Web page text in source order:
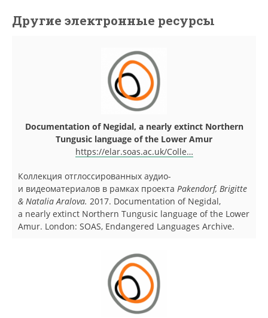
Другие электронные ресурсы
Documentation of Negidal, a nearly extinct Northern
Tungusic language of the Lower Amur
https://elar.soas.ac.uk/Colle…
Коллекция отглоссированных аудио-
и видеоматериалов в рамках проекта Pakendorf, Brigitte
& Natalia Aralova. 2017. Documentation of Negidal,
a nearly extinct Northern Tungusic language of the Lower
Amur. London: SOAS, Endangered Languages Archive.